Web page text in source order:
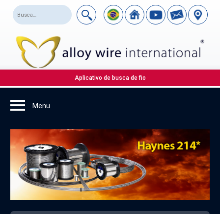
Aplicativo de busca de fio